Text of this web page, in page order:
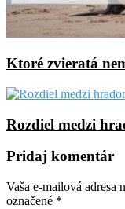
Ktoré zvieratá
Rozdiel medzi
Pridaj komentár
Vaša e-mailová adresa
označené *